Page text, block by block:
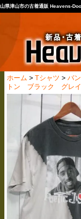
県津山市の古着通販 Heavens-
ホーム > Tシャツ > バ
トン ブラック グレ